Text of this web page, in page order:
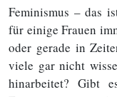
Feminismus – das
für einige Frauen
oder gerade in
viele gar nicht
hinarbeitet? Gibt